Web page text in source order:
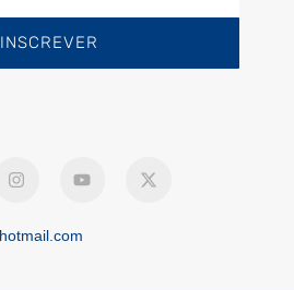
INSCREVER